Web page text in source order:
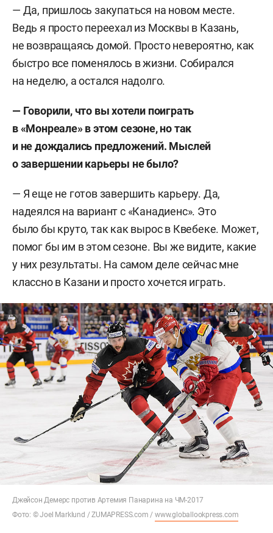
— Да, пришлось закупаться на новом месте.
Ведь я просто переехал из Москвы в Казань,
не возвращаясь домой. Просто невероятно, как
быстро все поменялось в жизни. Собирался
на неделю, а остался надолго.
— Говорили, что вы хотели поиграть
в «Монреале» в этом сезоне, но так
и не дождались предложений. Мыслей
о завершении карьеры не было?
— Я еще не готов завершить карьеру. Да,
надеялся на вариант с «Канадиенс». Это
было бы круто, так как вырос в Квебеке. Может,
помог бы им в этом сезоне. Вы же видите, какие
у них результаты. На самом деле сейчас мне
классно в Казани и просто хочется играть.
Джейсон Демерс против Артемия Панарина на ЧМ-2017
Фото: © Joel Marklund / ZUMAPRESS.com /www.globallookpress.com